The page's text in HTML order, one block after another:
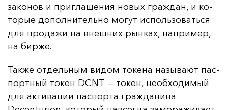
за­ко­нов и приг­ла­ше­ния но­вых граж­дан, и ко­
то­рые до­пол­ни­тель­но мо­гут ис­поль­зо­вать­ся
для про­да­жи на внеш­них рын­ках, нап­ри­мер,
на бир­же.
Так­же от­дель­ным ви­дом то­ке­на на­зы­ва­ют пас­
пор­тный то­кен DCNT — то­кен, не­об­хо­ди­мый
для ак­ти­ва­ции пас­пор­та граж­да­ни­на